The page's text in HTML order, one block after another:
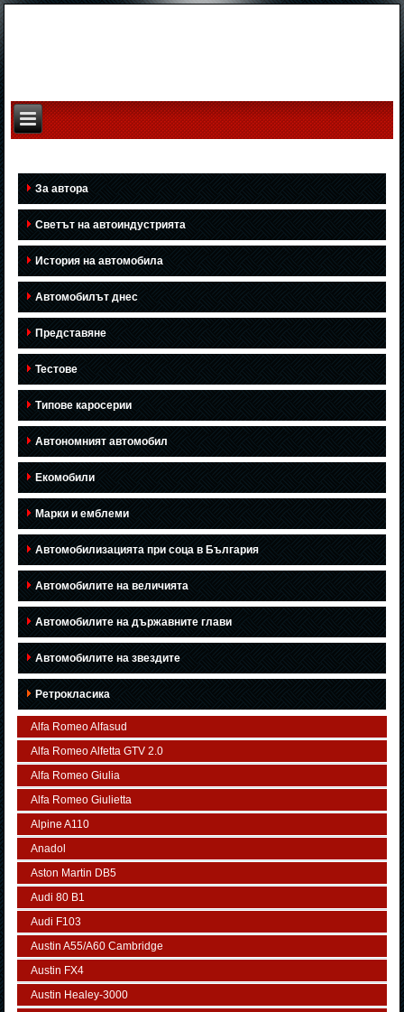
За автора
Светът на автоиндустрията
История на автомобила
Автомобилът днес
Представяне
Тестове
Типове каросерии
Автономният автомобил
Екомобили
Марки и емблеми
Автомобилизацията при соца в България
Автомобилите на величията
Автомобилите на държавните глави
Автомобилите на звездите
Ретрокласика
Alfa Romeo Alfasud
Alfa Romeo Alfetta GTV 2.0
Alfa Romeo Giulia
Alfa Romeo Giulietta
Alpine A110
Anadol
Aston Martin DB5
Audi 80 B1
Audi F103
Austin A55/A60 Cambridge
Austin FX4
Austin Healey-3000